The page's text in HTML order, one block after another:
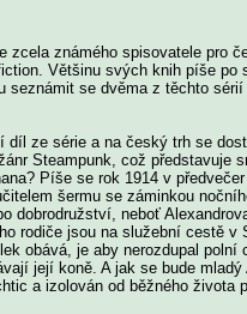
zcela známého spisovatele pro
Většinu svých knih píše po
se dvěma z těchto
ze série a na český trh se
Steampunk, což představuje
Píše se rok 1914 v
šermu se záminkou
dobrodružství, neboť
rodiče jsou na služební cestě v
obává, je aby nerozdupal polní
její koně. A jak se bude
a izolován od běžného života